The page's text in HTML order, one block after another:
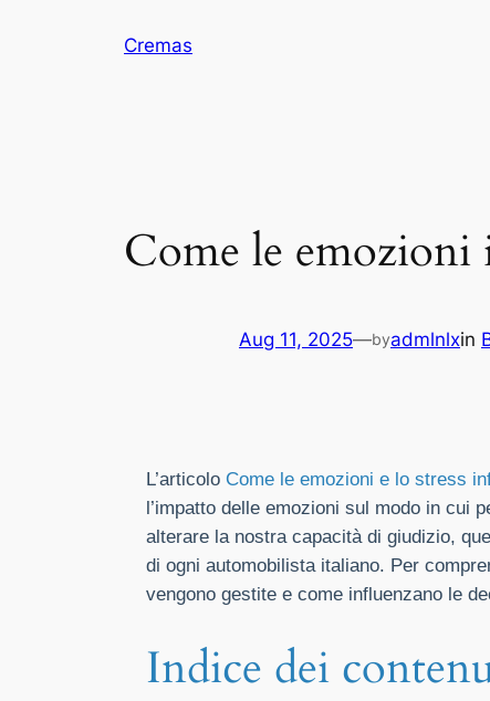
Cremas
Come le emozioni
Aug 11, 2025—byadmlnlxin
L’articolo Come le emozioni e lo stress
l’impatto delle emozioni sul modo in cui
alterare la nostra capacità di giudizio,
di ogni automobilista italiano. Per
vengono gestite e come influenzano le
Indice dei